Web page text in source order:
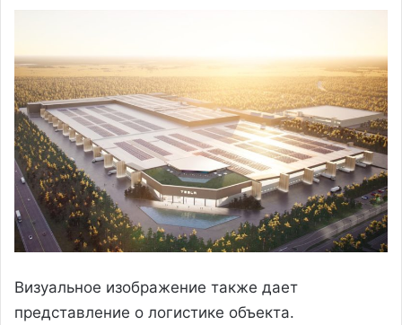
Визуальное изображение также дает
представление о логистике объекта.